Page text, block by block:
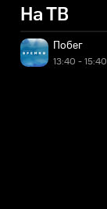
На ТВ
Побег
13:40 - 15:40